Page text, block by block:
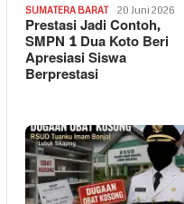
SUMATERA BARAT 20 Juni 2026
Prestasi Jadi Contoh,
SMPN 1 Dua Koto Beri
Apresiasi Siswa
Berprestasi